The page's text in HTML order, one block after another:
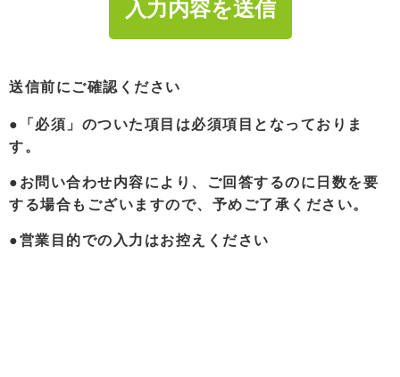
送信前にご確認ください
●「必須」のついた項目は必須項目となっておりま
す。
●お問い合わせ内容により、ご回答するのに日数を要
する場合もございますので、予めご了承ください。
●営業目的での入力はお控えください